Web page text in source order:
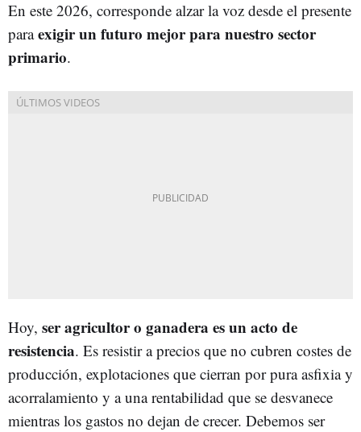
En este 2026, corresponde alzar la voz desde el presente
paraexigir un futuro mejor para nuestro sector
primario.
Hoy, ser agricultor o ganadera es un acto de
resistencia. Es resistir a precios que no cubren costes de
producción, explotaciones que cierran por pura asfixia y
acorralamiento y a una rentabilidad que se desvanece
mientras los gastos no dejan de crecer. Debemos ser